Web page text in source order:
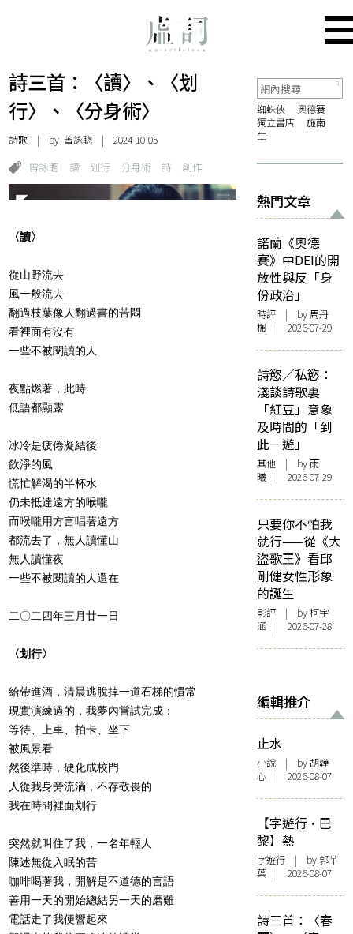
詩三首：〈讀〉、〈划
行〉、〈分身術〉
詩歌 | by 曾詠聰 | 2024-10-05
曾詠聰 讀 划行 分身術 詩 創作
〈讀〉
從山野流去
風一般流去
翻過枝葉像人翻過書的苦悶
看裡面有沒有
一些不被閱讀的人
夜點燃著，此時
低語都顯露
冰冷是疲倦凝結後
飲淨的風
慌忙解渴的半杯水
仍未抵達遠方的喉嚨
而喉嚨用方言唱著遠方
都流去了，無人讀懂山
無人讀懂夜
一些不被閱讀的人還在
二〇二四年三月廿一日
〈划行〉
給帶進酒，清晨逃脫掉一道石梯的慣常
現實演練過的，我夢內嘗試完成：
等待、上車、拍卡、坐下
被風景看
然後準時，硬化成校門
人從我身旁流淌，不存敬畏的
我在時間裡面划行
突然就叫住了我，一名年輕人
陳述無從入眠的苦
咖啡喝著我，開解是不道德的言語
善用一天的開始總結另一天的磨難
電話走了我便響起來
蜘蛛俠
奧德賽
獨立書店
施南
生
熱門文章
諾蘭《奧德
賽》中DEI的開
放性與反「身
份政治」
時評 | by周丹
楓 | 2026-07-29
詩慾／私慾：
淺談詩歌裏
「紅豆」意象
及時間的「到
此一遊」
其他 | by 雨
曦 | 2026-07-29
只要你不怕我
就行——從《大
盜歌王》看邱
剛健女性形象
的誕生
影評 | by 柯宇
涵 | 2026-07-28
編輯推介
止水
小說 | by 胡韡
心 | 2026-08-07
【字遊行·巴
黎】熱
字遊行 | by 郭芊
葉 | 2026-08-07
詩三首：〈春